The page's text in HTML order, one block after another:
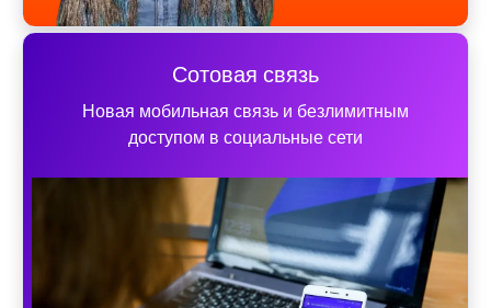
Сотовая связь
Новая мобильная связь и безлимитным
доступом в социальные сети